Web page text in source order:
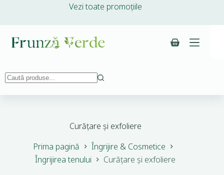
Vezi toate promoțiile
Curățare și exfoliere
Prima pagină
Îngrijire & Cosmetice
Îngrijirea tenului
Curățare și exfoliere